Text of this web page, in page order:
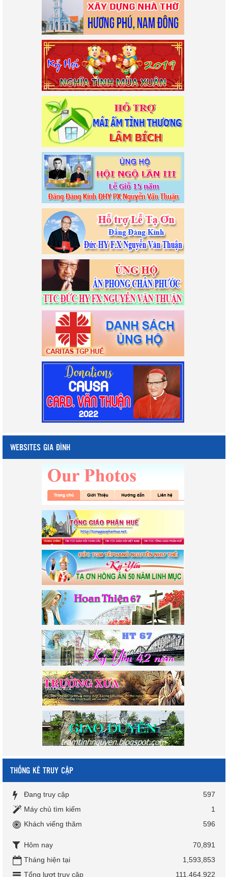
WEBSITES GIA ĐÌNH
THỐNG KÊ TRUY CẬP
Đang truy cập
597
Máy chủ tìm kiếm
1
Khách viếng thăm
596
Hôm nay
70,891
Tháng hiện tại
1,593,853
Tổng lượt truy cập
111,464,922